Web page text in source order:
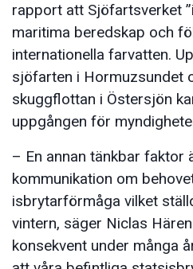
rapport att Sjöfartsverket
maritima beredskap och
internationella farvatten.
sjöfarten i Hormuzsundet
skuggflottan i Östersjön
uppgången för
– En annan tänkbar faktor
kommunikation om
isbrytarförmåga vilket
vintern, säger Niclas
konsekvent under många